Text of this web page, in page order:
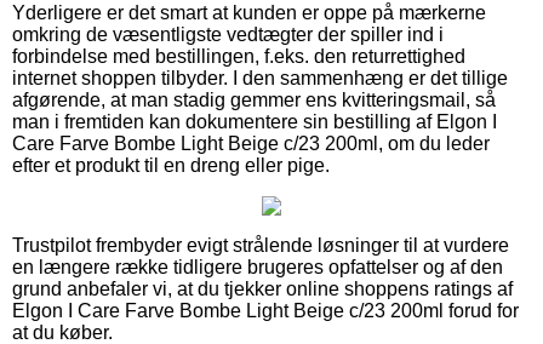
Yderligere er det smart at kunden er oppe på mærkerne
omkring de væsentligste vedtægter der spiller ind i
forbindelse med bestillingen, f.eks. den returrettighed
internet shoppen tilbyder. I den sammenhæng er det tillige
afgørende, at man stadig gemmer ens kvitteringsmail, så
man i fremtiden kan dokumentere sin bestilling af Elgon I
Care Farve Bombe Light Beige c/23 200ml, om du leder
efter et produkt til en dreng eller pige.
Trustpilot frembyder evigt strålende løsninger til at vurdere
en længere række tidligere brugeres opfattelser og af den
grund anbefaler vi, at du tjekker online shoppens ratings af
Elgon I Care Farve Bombe Light Beige c/23 200ml forud for
at du køber.